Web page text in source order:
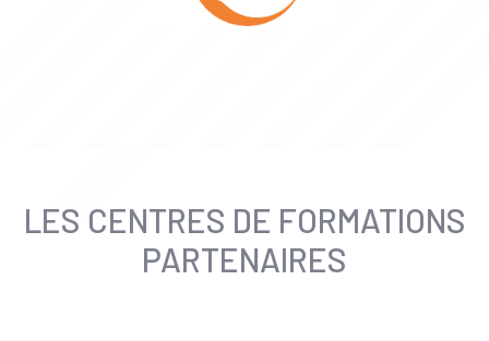
LES CENTRES DE FORMATIONS
PARTENAIRES